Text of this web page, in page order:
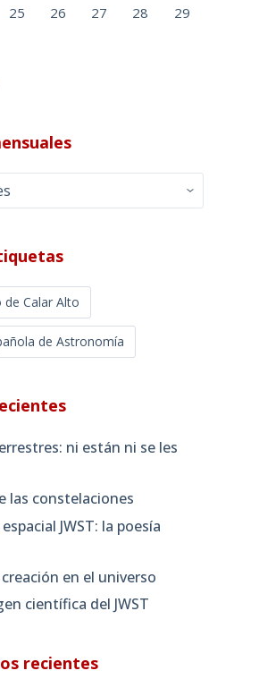
25 26 27 28 29
Calar Alto
de Astronomía
ni están ni se les
las constelaciones
JWST: la poesía
creación en el universo
científica del JWST
recientes